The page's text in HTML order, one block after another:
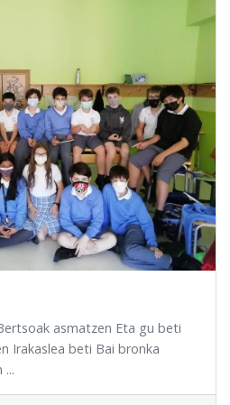
asmatzen Eta gu beti
Irakaslea beti Bai bronka